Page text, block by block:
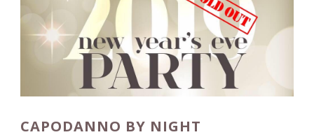
CAPODANNO BY NIGHT